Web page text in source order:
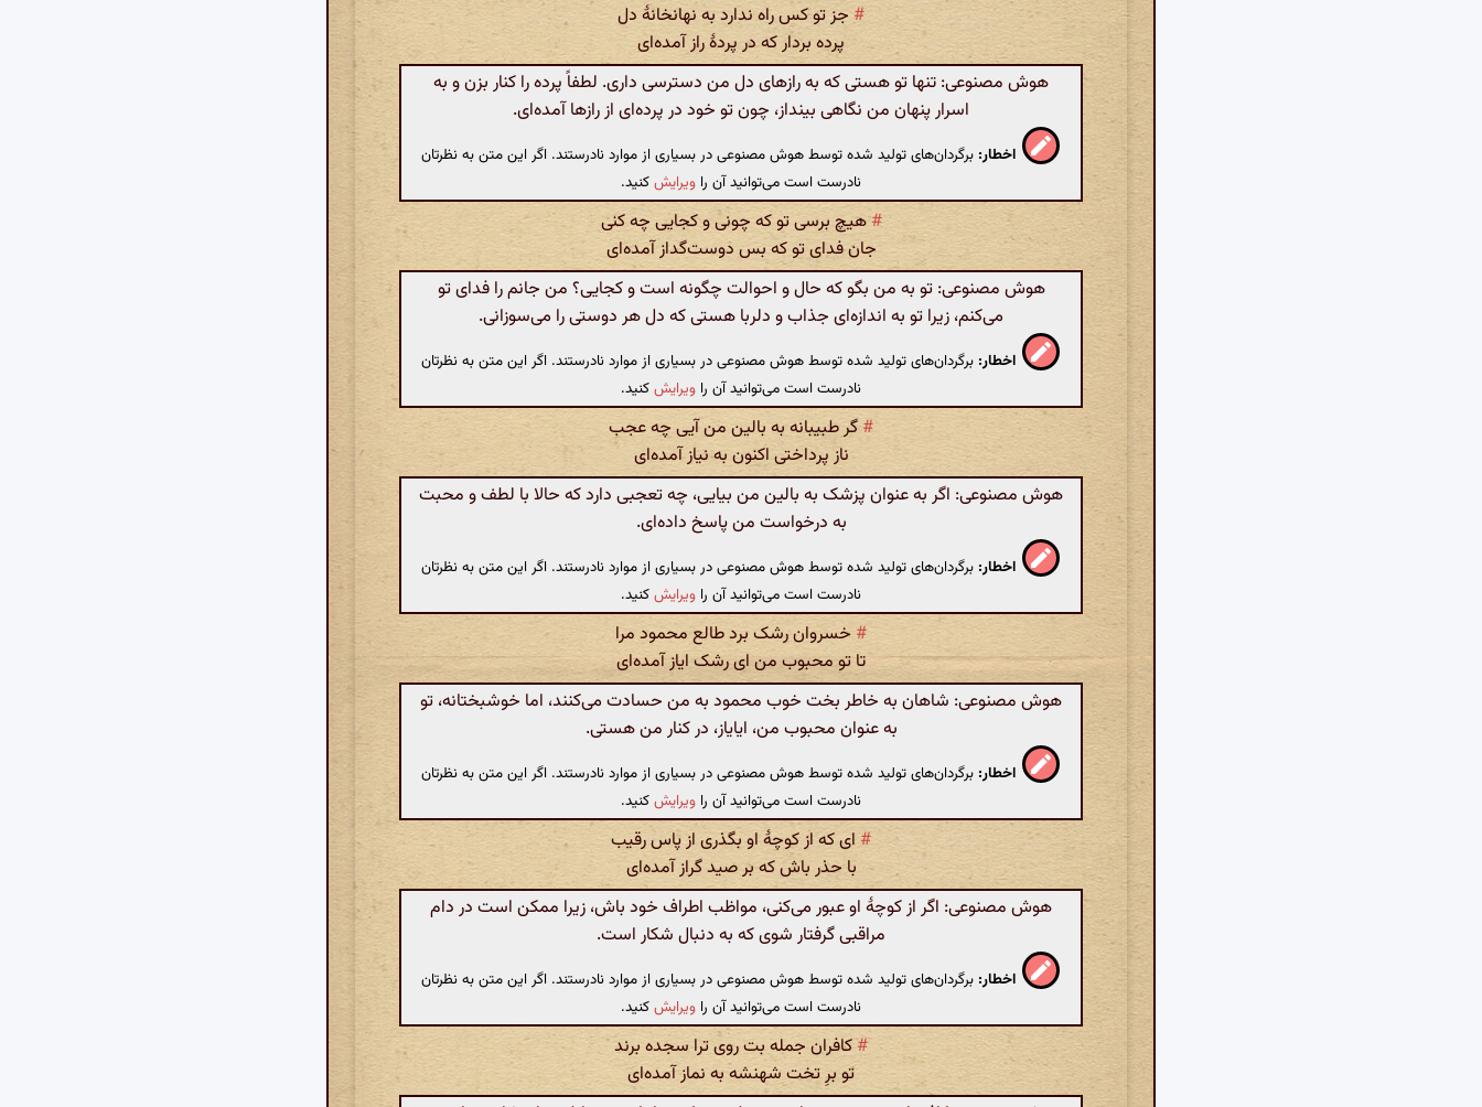
# جز تو کس راه ندارد به نهانخانۀ دل
پرده بردار که در پردهٔ راز آمده‌ای
هوش مصنوعی: تنها تو هستی که به رازهای دل من دسترسی داری. لطفاً پرده را کنار بزن و به
اسرار پنهان من نگاهی بینداز، چون تو خود در پرده‌ای از رازها آمده‌ای.
اخطار: برگردان‌های تولید شده توسط هوش مصنوعی در بسیاری از موارد نادرستند. اگر این متن به نظرتان
نادرست است می‌توانید آن را ویرایشکنید.
#هیچ برسی تو که چونی و کجایی چه کنی
جان فدای تو که بس دوست‌گداز آمده‌ای
هوش مصنوعی: تو به من بگو که حال و احوالت چگونه است و کجایی؟ من جانم را فدای تو
می‌کنم، زیرا تو به اندازه‌ای جذاب و دلربا هستی که دل هر دوستی را می‌سوزانی.
اخطار: برگردان‌های تولید شده توسط هوش مصنوعی در بسیاری از موارد نادرستند. اگر این متن به نظرتان
نادرست است می‌توانید آن را ویرایشکنید.
# گر طبیبانه به بالین من آیی چه عجب
ناز پرداختی اکنون به نیاز آمده‌ای
هوش مصنوعی: اگر به عنوان پزشک به بالین من بیایی، چه تعجبی دارد که حالا با لطف و محبت
به درخواست من پاسخ داده‌ای.
اخطار: برگردان‌های تولید شده توسط هوش مصنوعی در بسیاری از موارد نادرستند. اگر این متن به نظرتان
نادرست است می‌توانید آن را ویرایشکنید.
# خسروان رشک برد طالع محمود مرا
تا تو محبوب من ای رشک ایاز آمده‌ای
هوش مصنوعی: شاهان به خاطر بخت خوب محمود به من حسادت می‌کنند، اما خوشبختانه، تو
به عنوان محبوب من، ایایاز، در کنار من هستی.
اخطار: برگردان‌های تولید شده توسط هوش مصنوعی در بسیاری از موارد نادرستند. اگر این متن به نظرتان
نادرست است می‌توانید آن را ویرایشکنید.
#ای که از کوچهٔ او بگذری از پاس رقیب
با حذر باش که بر صید گراز آمده‌ای
هوش مصنوعی: اگر از کوچهٔ او عبور می‌کنی، مواظب اطراف خود باش، زیرا ممکن است در دام
مراقبی گرفتار شوی که به دنبال شکار است.
اخطار: برگردان‌های تولید شده توسط هوش مصنوعی در بسیاری از موارد نادرستند. اگر این متن به نظرتان
نادرست است می‌توانید آن را ویرایشکنید.
#کافران جمله بت روی ترا سجده برند
تو برِ تخت شهنشه به نماز آمده‌ای